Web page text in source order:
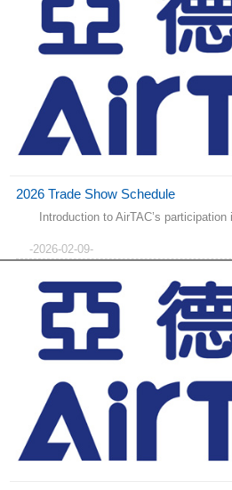
2026 Trade Show Schedule
Introduction to AirTAC’s
-2026-02-09-